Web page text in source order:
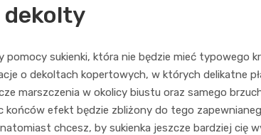
dekolty
pomocy sukienki, która nie będzie mieć typowego
o dekoltach kopertowych, w których delikatne
marszczenia w okolicy biustu oraz samego
końców efekt będzie zbliżony do tego
chcesz, by sukienka jeszcze bardziej cię